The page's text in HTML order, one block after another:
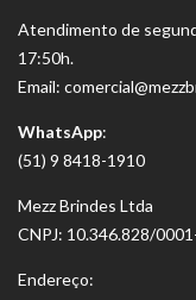
Atendimento de
17:50h.
Email:
WhatsApp:
(51) 9 8418-1910
Mezz Brindes Ltda
CNPJ: 10.346.828/
Endereço: